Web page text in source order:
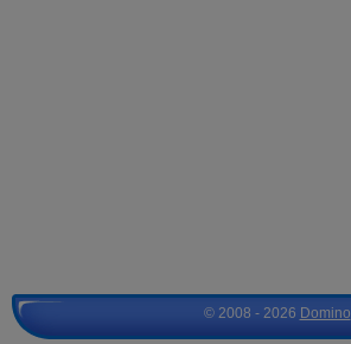
© 2008 - 2026 Domino